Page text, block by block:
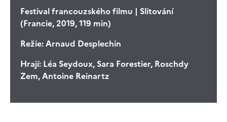
Festival francouzského filmu | Slitování
(Francie, 2019, 119 min)
Režie:Arnaud Desplechin
Hrají: Léa Seydoux, Sara Forestier, Roschdy
Zem, Antoine Reinartz